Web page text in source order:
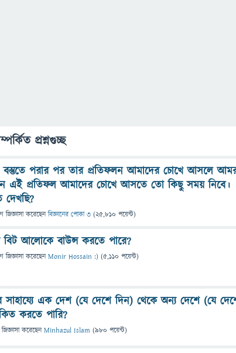
প্রশ্নগুচ্ছ
পরার পর তার প্রতিফলন আমাদের চোখে আসলে
এই প্রতিফল আমাদের চোখে আসতে তো কিছু সময় নিবে।
জিজ্ঞাসাকরেছেনবিজ্ঞানের পোকা ৩ (25,810 পয়েন্ট)
আলোকে বাউন্স করতে পারে?
জিজ্ঞাসাকরেছেনMonir Hossain :) (5,110 পয়েন্ট)
এক দেশ (যে দেশে দিন) থেকে অন্য দেশে (যে
করতে পারি?
জিজ্ঞাসাকরেছেনMinhazul Islam (980 পয়েন্ট)